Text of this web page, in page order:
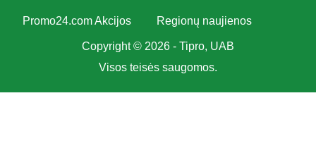
Promo24.com Akcijos Regionų naujienos
Copyright © 2026 - Tipro, UAB
Visos teisės saugomos.